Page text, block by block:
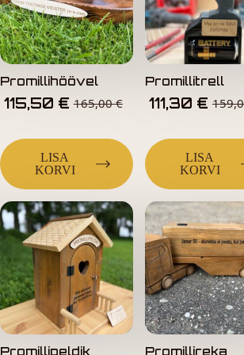
Promillihöövel
165,00€
115,50 €
LISA
KORVI
Promillitrell
111,30 €
LISA
KORVI
Promillipeldik Promillireka